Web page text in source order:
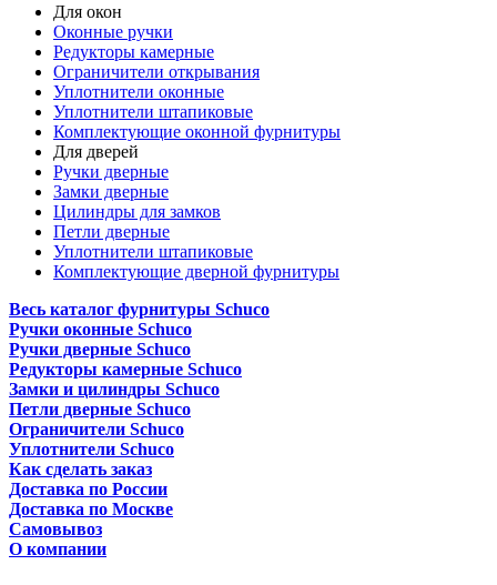
Для окон
Оконные ручки
Редукторы камерные
Ограничители открывания
Уплотнители оконные
Уплотнители штапиковые
Комплектующие оконной фурнитуры
Для дверей
Ручки дверные
Замки дверные
Цилиндры для замков
Петли дверные
Уплотнители штапиковые
Комплектующие дверной фурнитуры
Весь каталог фурнитуры Schuco
Ручки оконные Schuco
Ручки дверные Schuco
Редукторы камерные Schuco
Замки и цилиндры Schuco
Петли дверные Schuco
Ограничители Schuco
Уплотнители Schuco
Как сделать заказ
Доставка по России
Доставка по Москве
Самовывоз
О компании